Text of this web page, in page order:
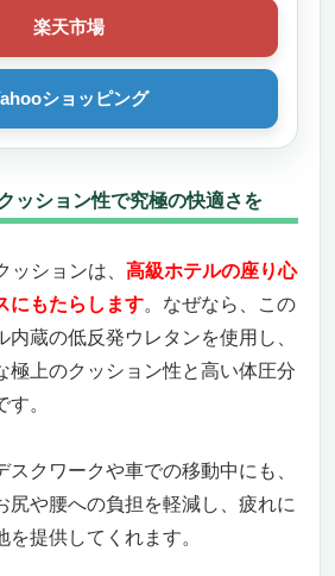
楽天市場
ショッピング
ッション性で究極の快適さを
ッションは、 高級ホテルの座り心
にもたらします。なぜなら、この
内蔵の低反発ウレタンを使用し、
極上のクッション性と高い体圧分
。
クワークや車での移動中にも、
尻や腰への負担を軽減し、疲れに
を提供してくれます。